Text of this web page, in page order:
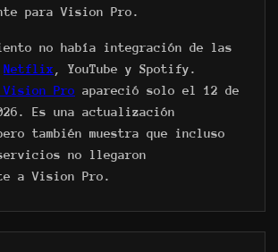
para Vision Pro.
no había integración de las
Netflix , YouTube y Spotify.
Vision Pro apareció solo el 12 de
Es una actualización
también muestra que incluso
no llegaron
a Vision Pro.